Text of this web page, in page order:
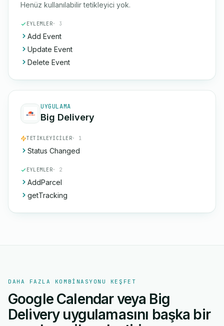
Henüz kullanılabilir tetikleyici yok.
EYLEMLER· 3
Add Event
Update Event
Delete Event
UYGULAMA
Big Delivery
TETIKLEYICILER· 1
Status Changed
EYLEMLER· 2
AddParcel
getTracking
DAHA FAZLA KOMBINASYONU KEŞFET
Google Calendar veya Big
Delivery uygulamasını başka bir